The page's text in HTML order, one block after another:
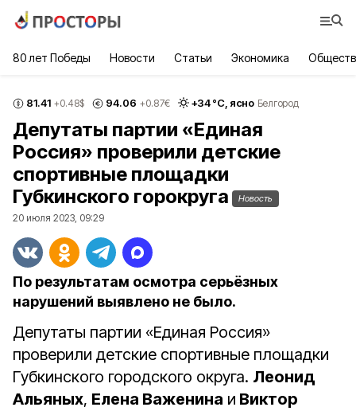
80 лет Победы Новости Статьи Экономика
81.41 +0.48$ 94.06 +0.87€ +34°С, ясно Белгород
Депутаты партии «Единая
Россия» проверили детские
спортивные площадки
Губкинского горокруга
Новость
20 июля 2023, 09:29
По результатам осмотра серьёзных
нарушений выявлено не было.
Депутаты партии «Единая Россия»
проверили детские спортивные площадки
Губкинского городского округа. Леонид
Альяных, Елена Важенина и Виктор